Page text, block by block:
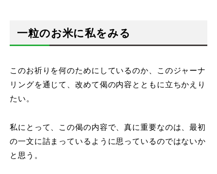
一粒のお米に私をみる
このお祈りを何のためにしているのか、このジャーナ
リングを通じて、改めて偈の内容とともに立ちかえり
たい。
私にとって、この偈の内容で、真に重要なのは、最初
の一文に詰まっているように思っているのではないか
と思う。